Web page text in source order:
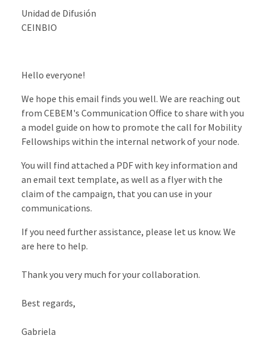
Unidad de Difusión
CEINBIO
Hello everyone!
We hope this email finds you well. We are reaching out
from CEBEM's Communication Office to share with you
a model guide on how to promote the call for Mobility
Fellowships within the internal network of your node.
You will find attached a PDF with key information and
an email text template, as well as a flyer with the
claim of the campaign, that you can use in your
communications.
If you need further assistance, please let us know. We
are here to help.
Thank you very much for your collaboration.
Best regards,
Gabriela